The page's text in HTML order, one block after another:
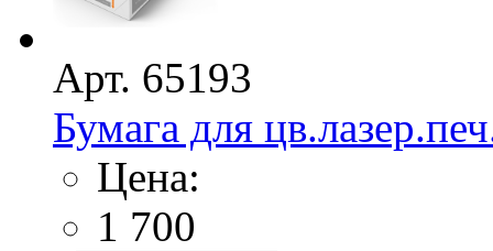
Арт. 65193
Бумага для
Цена:
1 700